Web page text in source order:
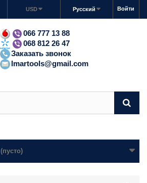
Войти
Русский
USD
066 777 13 88
068 812 26 47
Заказать звонок
lmartools@gmail.com
(пусто)